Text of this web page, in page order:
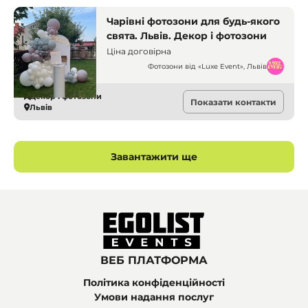
Чарівні фотозони для будь-якого
свята. Львів. Декор і фотозони
Ціна договірна
Фотозони від «Luxe Event», Львів
Декор і фотозони
Львів
Показати контакти
Завантажити ще
ВЕБ ПЛАТФОРМА
Політика конфіденційності
Умови надання послуг